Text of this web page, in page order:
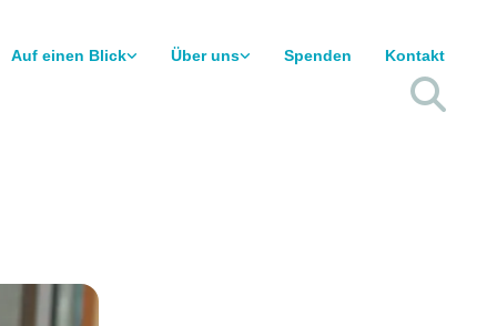
Auf einen Blick Über uns Spenden Kontakt